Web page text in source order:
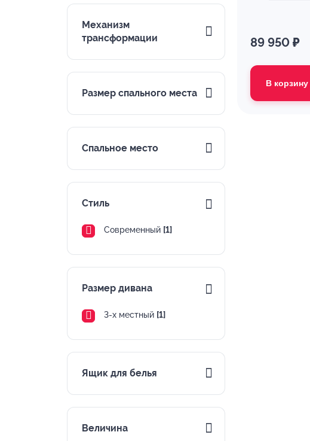
Механизм
трансформации
Размер спального места
Спальное место
Стиль
Современный [1]
Размер дивана
3-х местный [1]
Ящик для белья
Величина
89 950 ₽
В корзину